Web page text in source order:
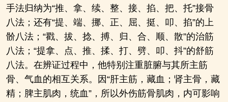
手法归纳为“推、拿、续、整、接、掐、把、托”接骨
八法；还有“提、端、挪、正、屈、挺、叩、掐”的上
骱八法；“戳、拔、捻、搏、归、合、顺、散”的治筋
八法；“提拿、点、推、揉、打、劈、叩、抖”的舒筋
八法。在辨证过程中，他特别注重脏腑与其所主筋
骨、气血的相互关系。因“肝主筋，藏血；肾主骨，藏
精；脾主肌肉，统血”，所以外伤筋骨肌肉，内可影响